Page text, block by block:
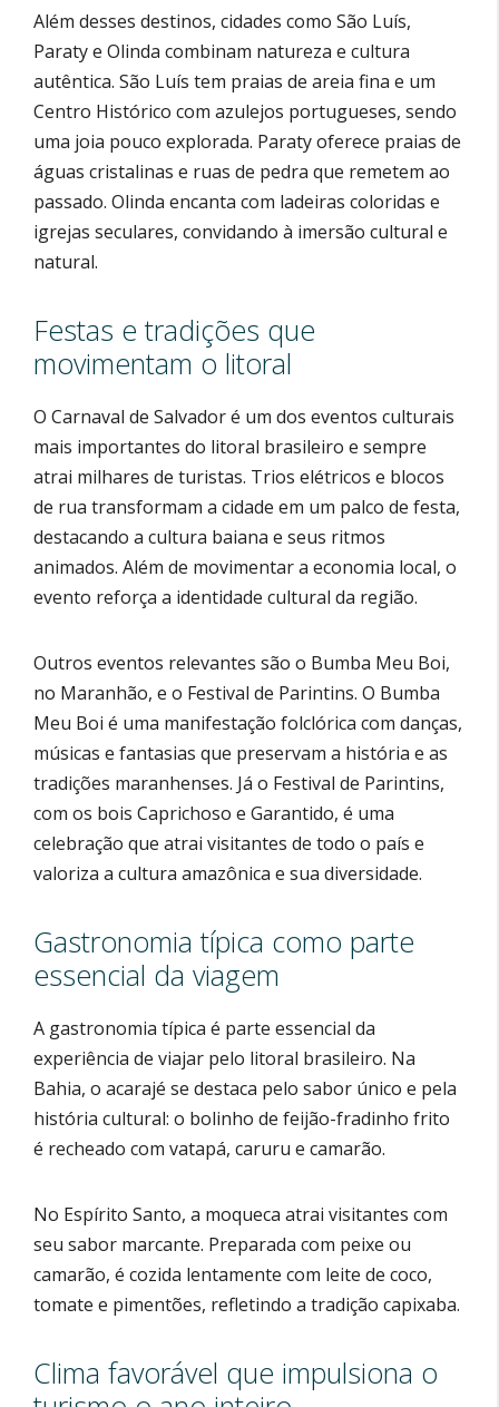
Além desses destinos, cidades como São Luís,
Paraty e Olinda combinam natureza e cultura
autêntica. São Luís tem praias de areia fina e um
Centro Histórico com azulejos portugueses, sendo
uma joia pouco explorada. Paraty oferece praias de
águas cristalinas e ruas de pedra que remetem ao
passado. Olinda encanta com ladeiras coloridas e
igrejas seculares, convidando à imersão cultural e
natural.
Festas e tradições que
movimentam o litoral
O Carnaval de Salvador é um dos eventos culturais
mais importantes do litoral brasileiro e sempre
atrai milhares de turistas. Trios elétricos e blocos
de rua transformam a cidade em um palco de festa,
destacando a cultura baiana e seus ritmos
animados. Além de movimentar a economia local, o
evento reforça a identidade cultural da região.
Outros eventos relevantes são o Bumba Meu Boi,
no Maranhão, e o Festival de Parintins. O Bumba
Meu Boi é uma manifestação folclórica com danças,
músicas e fantasias que preservam a história e as
tradições maranhenses. Já o Festival de Parintins,
com os bois Caprichoso e Garantido, é uma
celebração que atrai visitantes de todo o país e
valoriza a cultura amazônica e sua diversidade.
Gastronomia típica como parte
essencial da viagem
A gastronomia típica é parte essencial da
experiência de viajar pelo litoral brasileiro. Na
Bahia, o acarajé se destaca pelo sabor único e pela
história cultural: o bolinho de feijão-fradinho frito
é recheado com vatapá, caruru e camarão.
No Espírito Santo, a moqueca atrai visitantes com
seu sabor marcante. Preparada com peixe ou
camarão, é cozida lentamente com leite de coco,
tomate e pimentões, refletindo a tradição capixaba.
Clima favorável que impulsiona o